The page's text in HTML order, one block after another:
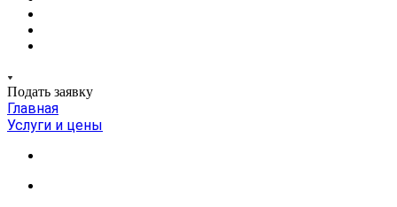
Подать заявку
Главная
Услуги и цены